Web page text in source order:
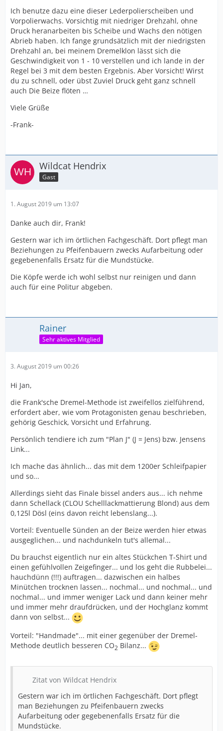
Ich benutze dazu eine dieser Lederpolierscheiben und
Vorpolierwachs. Vorsichtig mit niedriger Drehzahl, ohne
Druck heranarbeiten bis Scheibe und Wachs den nötigen
Abrieb haben. Ich fange grundsätzlich mit der niedrigsten
Drehzahl an, bei meinem Dremelklon lässt sich die
Geschwindigkeit von 1 - 10 verstellen und ich lande in der
Regel bei 3 mit dem besten Ergebnis. Aber Vorsicht! Wirst
du zu schnell, oder übst Zuviel Druck geht ganz schnell
auch Die Beize flöten …
Viele Grüße
-Frank-
Wildcat Hendrix
Gast
1. August 2019 um 13:07
Danke auch dir, Frank!
Gestern war ich im örtlichen Fachgeschäft. Dort pflegt man
Beziehungen zu Pfeifenbauern zwecks Aufarbeitung oder
gegebenenfalls Ersatz für die Mundstücke.
Die Köpfe werde ich wohl selbst nur reinigen und dann
auch für eine Politur abgeben.
Rainer
Sehr aktives Mitglied
3. August 2019 um 00:26
Hi Jan,
die Frank'sche Dremel-Methode ist zweifellos zielführend,
erfordert aber, wie vom Protagonisten genau beschrieben,
gehörig Geschick, Vorsicht und Erfahrung.
Persönlich tendiere ich zum "Plan J" (J = Jens) bzw. Jensens
Link...
Ich mache das ähnlich... das mit dem 1200er Schleifpapier
und so...
Allerdings sieht das Finale bissel anders aus... ich nehme
dann Schellack (CLOU Schelllackmattierung Blond) aus dem
0,125l Dösl (eins davon reicht lebenslang...).
Vorteil: Eventuelle Sünden an der Beize werden hier etwas
ausgeglichen... und nachdunkeln tut's allemal...
Du brauchst eigentlich nur ein altes Stückchen T-Shirt und
einen gefühlvollen Zeigefinger... und los geht die Rubbelei...
hauchdünn (!!!) auftragen... dazwischen ein halbes
Minütchen trocknen lassen... nochmal... und nochmal... und
nochmal... und immer weniger Lack und dann keiner mehr
und immer mehr draufdrücken, und der Hochglanz kommt
dann von selbst...
Vorteil: "Handmade"... mit einer gegenüber der Dremel-
Methode deutlich besseren CO2 Bilanz...
Zitat von Wildcat Hendrix
Gestern war ich im örtlichen Fachgeschäft. Dort pflegt
man Beziehungen zu Pfeifenbauern zwecks
Aufarbeitung oder gegebenenfalls Ersatz für die
Mundstücke.